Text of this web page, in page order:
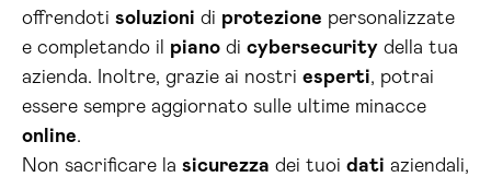
offrendoti soluzioni di protezione personalizzate
e completando il piano di cybersecurity della tua
azienda. Inoltre, grazie ai nostri esperti, potrai
essere sempre aggiornato sulle ultime minacce
online.
Non sacrificare la sicurezza dei tuoi dati aziendali,